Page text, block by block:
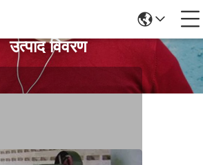
उत्पाद विवरण